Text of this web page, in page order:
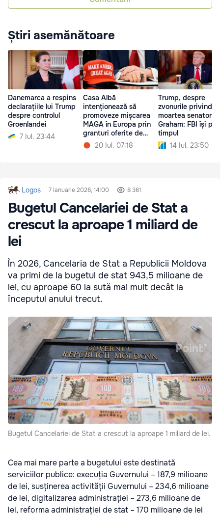
Știri asemănătoare
Danemarca a respins
declarațiile lui Trump
despre controlul
Groenlandei
7 Iul. 23:44
Casa Albă
intenționează să
promoveze mișcarea
MAGA în Europa prin
granturi oferite de
USAID20 Iul. 07:18
Trump, despre
zvonurile privind
moartea
Graham: FBI își
timpul
14 Iul. 23:50
Logos 7 ianuarie 2026, 14:00 8 361
Bugetul Cancelariei de Stat a
crescut la aproape 1 miliard de
lei
În 2026, Cancelaria de Stat a Republicii Moldova
va primi de la bugetul de stat 943,5 milioane de
lei, cu aproape 60 la sută mai mult decât la
începutul anului trecut.
Bugetul Cancelariei de Stat a crescut la aproape 1 miliard de lei.
Cea mai mare parte a bugetului este destinată
serviciilor publice: execuția Guvernului – 187,9 milioane
de lei, susținerea activității Guvernului – 234,6 milioane
de lei, digitalizarea administrației – 273,6 milioane de
lei, reforma administrației de stat – 170 milioane de lei